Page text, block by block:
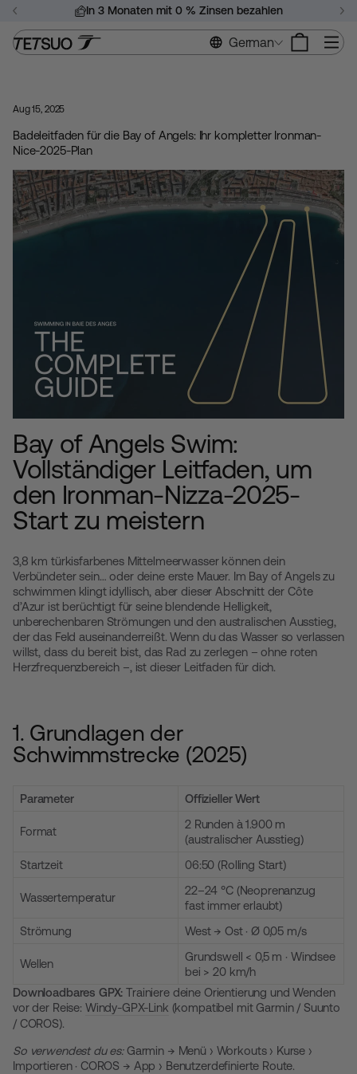
Zum
springen
Diashow
anhalten
In 3 Monaten mit 0 % Zinsen bezahlen
German
Aug 15, 2025
Badeleitfaden für die Bay of Angels: Ihr kompletter Ironman-
Nice-2025-Plan
Bay of Angels Swim:
Vollständiger Leitfaden, um
den Ironman-Nizza-2025-
Start zu meistern
3,8 km türkisfarbenes Mittelmeerwasser können dein
Verbündeter sein… oder deine erste Mauer. Im Bay of Angels zu
schwimmen klingt idyllisch, aber dieser Abschnitt der Côte
d’Azur ist berüchtigt für seine blendende Helligkeit,
unberechenbaren Strömungen und den australischen Ausstieg,
der das Feld auseinanderreißt. Wenn du das Wasser so verlassen
willst, dass du bereit bist, das Rad zu zerlegen – ohne roten
Herzfrequenzbereich –, ist dieser Leitfaden für dich.
1. Grundlagen der
Schwimmstrecke (2025)
Parameter Offizieller Wert
Format
2 Runden à 1.900 m
(australischer Ausstieg)
Startzeit
06:50 (Rolling Start)
Wassertemperatur
22–24 °C (Neoprenanzug
fast immer erlaubt)
Strömung
West → Ost · Ø 0,05 m/s
Wellen
Grundswell < 0,5 m · Windsee
bei > 20 km/h
Downloadbares GPX: Trainiere deine Orientierung und Wenden
vor der Reise: Windy-GPX-Link (kompatibel mit Garmin / Suunto
/ COROS).
So verwendest du es:Garmin → Menü › Workouts › Kurse ›
Importieren · COROS → App › Benutzerdefinierte Route.